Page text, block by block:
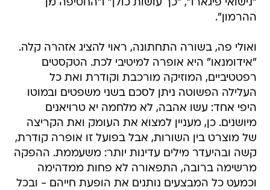
"נישואי פיגארו", "כך עושות כולן" ו"החטיפה מן
ההרמון".
ואולי פה, בשורה התחתונה, ראוי להציג אזהרה קלה.
"אידומנאו" היא אופרה למיטיבי לכת. הטקסטים
רפטטיביים, המוזיקה מורכבת וקודרת ואת כל
העלילה הפשוטה ניתן לסכם בשני משפטים ובמוטו
היפי אחד: עשו אהבה, לא מלחמה יא טרויאנים
מיושנים. כן, מעניין למצוא את העומק ואת הקריצה
של מוצרט בין השורות, אבל בפועל זו אופרה קודרת,
קשה ובהיעדר מילים עדינות יותר: משעממת. ההפקה
מרשימה ברובה, התפאורה לא פחות ממדהימה
וכמעט כל המבצעים נותנים את הופעת חייהם - ובכל